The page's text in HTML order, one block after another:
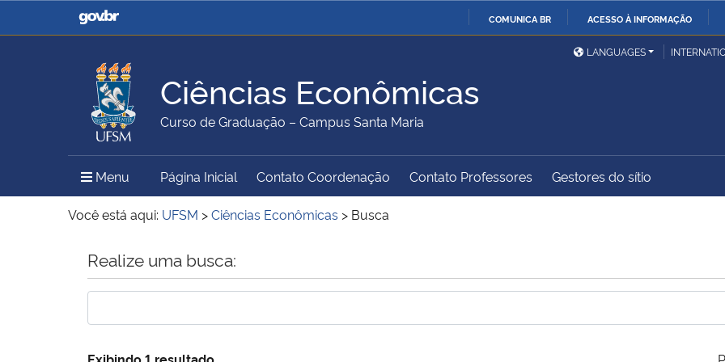
COMUNICA BR ACESSO À INFORMAÇÃO
Casa Civil
Ministério da Justiça e
Ministério da Defesa
Ministério das Relações
Exteriores
Ministério da Agricultura,
Pecuária e Abastecimento
Ministério da Educação Ministério da Cidadania
Ministério do Meio Ambiente Ministério do Turismo
Ministério do
Controladoria-Geral da
LANGUAGES
Ciências Econômicas
Curso de Graduação – Campus Santa Maria
Menu Menu Principal do Sítio
Página Inicial Contato Coordenação Contato Professores Gestores do sítio
Você está aqui: UFSM >Ciências Econômicas > Busca
Início do conteúdo
Realize uma busca:
Exibindo 1 resultado